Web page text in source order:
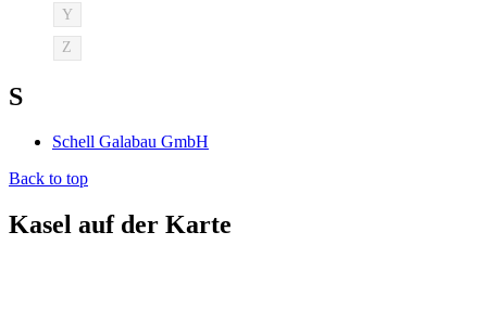
Y
Z
S
Schell Galabau GmbH
Back to top
Kasel auf der Karte